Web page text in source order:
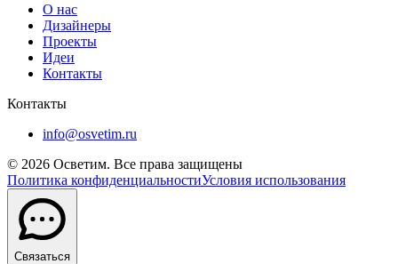
О нас
Дизайнеры
Проекты
Идеи
Контакты
Контакты
info@osvetim.ru
© 2026 Осветим. Все права защищены
Политика конфиденциальностиУсловия использования
Связаться